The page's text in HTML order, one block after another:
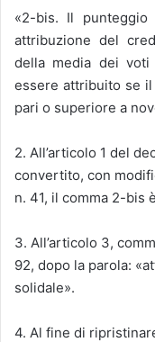
«2-bis. Il punteggio
attribuzione del
della media dei
essere attribuito se
pari o superiore a
2. All’articolo 1 del
convertito, con
n. 41, il comma 2-bis
3. All’articolo 3,
92, dopo la parola:
solidale».
4. Al fine di